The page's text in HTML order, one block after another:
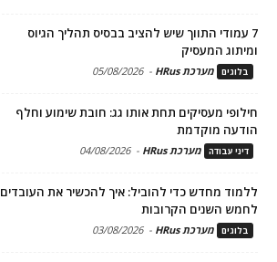
7 עמודי התווך שיש להציב בבסיס תהליך הגיוס
ומיתוג המעסיק
בלוגים מערכת HRus -
05/08/2026
חילופי מעסיקים תחת אותו גג: חובת שימוע וחלף
הודעה מוקדמת
דיני עבודה מערכת HRus -
04/08/2026
ללמוד מחדש כדי להוביל: איך להכשיר את העובדים
לחמש השנים הקרובות
בלוגים מערכת HRus -
03/08/2026